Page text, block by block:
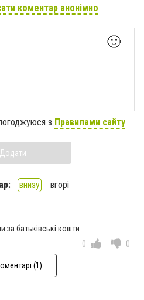
коментар анонімно
🙂
з Правилами сайту
Додати
внизу вгорі
за батьківські кошти
0 0
(1)